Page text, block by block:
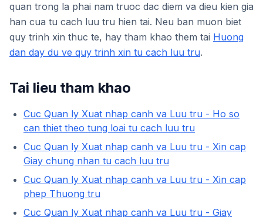
quan trong la phai nam truoc dac diem va dieu kien gia
han cua tu cach luu tru hien tai. Neu ban muon biet
quy trinh xin thuc te, hay tham khao them tai Huong
dan day du ve quy trinh xin tu cach luu tru.
Tai lieu tham khao
Cuc Quan ly Xuat nhap canh va Luu tru - Ho so
can thiet theo tung loai tu cach luu tru
Cuc Quan ly Xuat nhap canh va Luu tru - Xin cap
Giay chung nhan tu cach luu tru
Cuc Quan ly Xuat nhap canh va Luu tru - Xin cap
phep Thuong tru
Cuc Quan ly Xuat nhap canh va Luu tru - Giay